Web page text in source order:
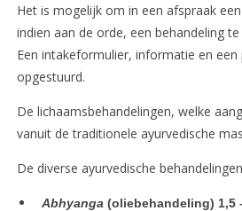
Het is mogelijk om in een afspraak
indien aan de orde, een behandeling
Een intakeformulier, informatie en
opgestuurd.
De lichaamsbehandelingen, welke
vanuit de traditionele ayurvedische
De diverse ayurvedische
Abhyanga (oliebehandeling) 1,5